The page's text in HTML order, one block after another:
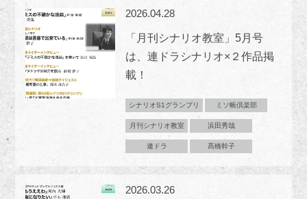
2026.04.28
「月刊シナリオ教室」5月号
は、連ドラシナリオ×２作品掲
載！
シナリオS1グランプリ ミソ帳倶楽部
月刊シナリオ教室 浜田秀哉
連ドラ 髙橋幹子
2026.03.26